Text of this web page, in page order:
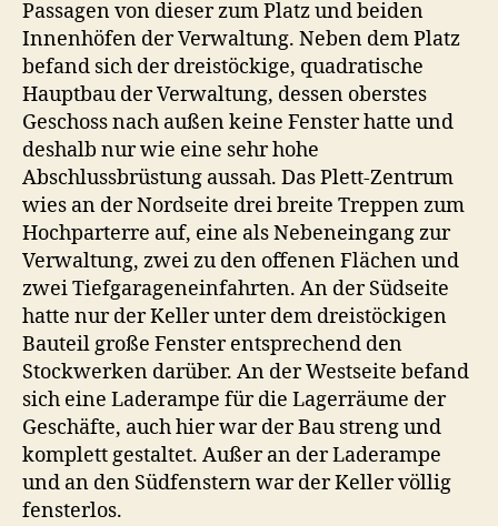
Passagen von dieser zum Platz und beiden
Innenhöfen der Verwaltung. Neben dem Platz
befand sich der dreistöckige, quadratische
Hauptbau der Verwaltung, dessen oberstes
Geschoss nach außen keine Fenster hatte und
deshalb nur wie eine sehr hohe
Abschlussbrüstung aussah. Das Plett-Zentrum
wies an der Nordseite drei breite Treppen zum
Hochparterre auf, eine als Nebeneingang zur
Verwaltung, zwei zu den offenen Flächen und
zwei Tiefgarageneinfahrten. An der Südseite
hatte nur der Keller unter dem dreistöckigen
Bauteil große Fenster entsprechend den
Stockwerken darüber. An der Westseite befand
sich eine Laderampe für die Lagerräume der
Geschäfte, auch hier war der Bau streng und
komplett gestaltet. Außer an der Laderampe
und an den Südfenstern war der Keller völlig
fensterlos.